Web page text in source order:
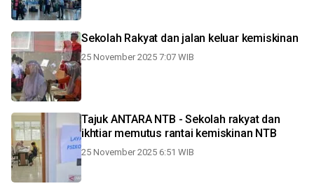
Sekolah Rakyat dan jalan keluar kemiskinan
25 November 2025 7:07 WIB
Tajuk ANTARA NTB - Sekolah rakyat dan
ikhtiar memutus rantai kemiskinan NTB
25 November 2025 6:51 WIB